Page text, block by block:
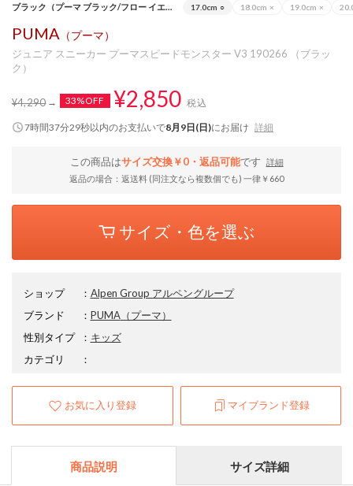
ブラック（プーマ ブラック/フロー イエロー） 17.0cm ○ 18.0cm × 19.0cm ×
PUMA （プーマ）
ジュニア スニーカー プーマスピードモンスター V3 190266 （ブラッ
ク）
¥4,290 33%OFF ¥2,850 税込
7時間37分28秒以内のお支払いで8月9日(日)にお届け 詳細
この商品はサイズ交換￥0・返品可能です
詳細
返品の場合：返送料 (同注文なら複数個でも) 一律￥660
サイズ・色を選ぶ
ショップ ： Alpen Group アルペングループ
ブランド
： PUMA（プーマ）
性別タイプ
： キッズ
カテゴリ
：
お気に入り登録 マイブランド登録
商品説明 サイズ詳細